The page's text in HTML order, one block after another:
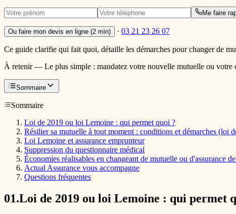
Me faire
Ou faire mon devis en ligne (2 min) · 03 21 23 26 07
Ce guide clarifie qui fait quoi, détaille les démarches pour changer de
À retenir — Le plus simple : mandatez votre nouvelle mutuelle ou
Sommaire
Sommaire
Loi de 2019 ou loi Lemoine : qui permet quoi ?
Résilier sa mutuelle à tout moment : conditions et démarches (loi
Loi Lemoine et assurance emprunteur
Suppression du questionnaire médical
Économies réalisables en changeant de mutuelle ou d'assurance
Actual Assurance vous accompagne
Questions fréquentes
01.Loi de 2019 ou loi Lemoine : qui permet